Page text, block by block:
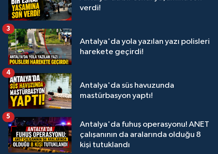
verdi!
Antalya'da yola yazılan yazı polisleri
harekete geçirdi!
3
Antalya'da süs havuzunda
mastürbasyon yaptı!
4
Antalya'da fuhuş operasyonu! ANET
çalışanının da aralarında olduğu 8
kişi tutuklandı
5